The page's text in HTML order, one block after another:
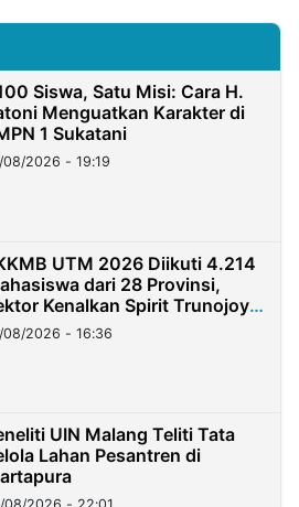
Siswa, Satu Misi: Cara H.
Menguatkan Karakter di
1 Sukatani
08/2026 - 19:19
UTM 2026 Diikuti 4.214
dari 28 Provinsi,
Kenalkan Spirit Trunojoyo
Kini
08/2026 - 16:36
UIN Malang Teliti Tata
Lahan Pesantren di